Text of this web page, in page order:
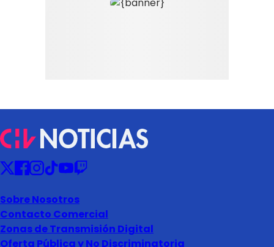
Sobre Nosotros
Contacto Comercial
Zonas de Transmisión Digital
Oferta Pública y No Discriminatoria